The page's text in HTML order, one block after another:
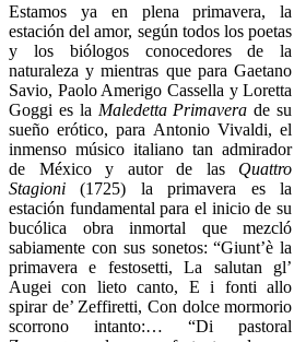
Estamos ya en plena primavera, la
estación del amor, según todos los poetas
y los biólogos conocedores de la
naturaleza y mientras que para Gaetano
Savio, Paolo Amerigo Cassella y Loretta
Goggi es la Maledetta Primaverade su
sueño erótico, para Antonio Vivaldi, el
inmenso músico italiano tan admirador
de México y autor de las Quattro
Stagioni (1725) la primavera es la
estación fundamental para el inicio de su
bucólica obra inmortal que mezcló
sabiamente con sus sonetos: “Giunt’è la
primavera e festosetti, La salutan gl’
Augei con lieto canto, E i fonti allo
spirar de’ Zeffiretti, Con dolce mormorio
scorrono intanto:… “Di pastoral